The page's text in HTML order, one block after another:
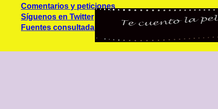
Comentarios y peticiones
Síguenos en Twitter
Fuentes consultadas